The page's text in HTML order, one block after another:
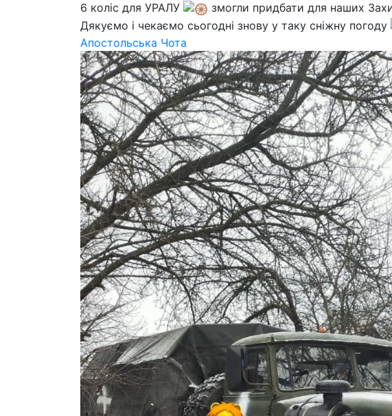
ваших пожертв
6 коліс для УРАЛУ
змогли придбати для наших
Дякуємо і чекаємо сьогодні знову у таку сніжну погоду
Апостольська Чота